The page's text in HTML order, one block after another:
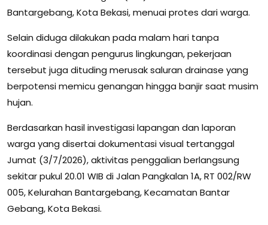
Bantargebang, Kota Bekasi, menuai protes dari warga.
Selain diduga dilakukan pada malam hari tanpa
koordinasi dengan pengurus lingkungan, pekerjaan
tersebut juga dituding merusak saluran drainase yang
berpotensi memicu genangan hingga banjir saat musim
hujan.
Berdasarkan hasil investigasi lapangan dan laporan
warga yang disertai dokumentasi visual tertanggal
Jumat (3/7/2026), aktivitas penggalian berlangsung
sekitar pukul 20.01 WIB di Jalan Pangkalan 1A, RT 002/RW
005, Kelurahan Bantargebang, Kecamatan Bantar
Gebang, Kota Bekasi.